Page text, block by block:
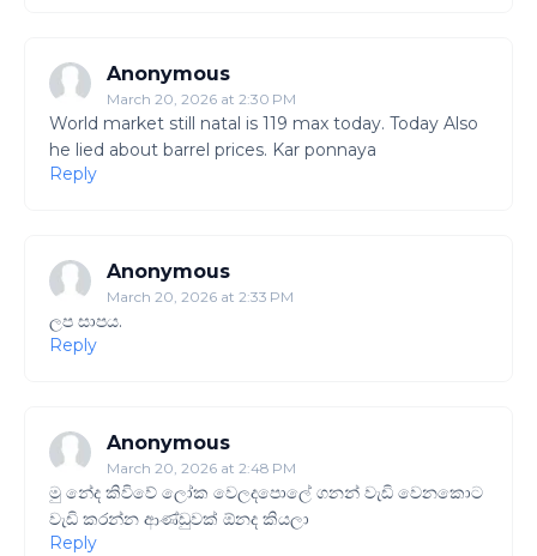
Anonymous
March 20, 2026 at 2:30 PM
World market still natal is 119 max today. Today Also
he lied about barrel prices. Kar ponnaya
Reply
Anonymous
March 20, 2026 at 2:33 PM
ලප සාපය.
Reply
Anonymous
March 20, 2026 at 2:48 PM
මු නේද කිවිවේ ලෝක වෙලදපොලේ ගනන් වැඩි වෙනකොට
වැඩි කරන්න ආණ්ඩුවක් ඕනද කියලා
Reply